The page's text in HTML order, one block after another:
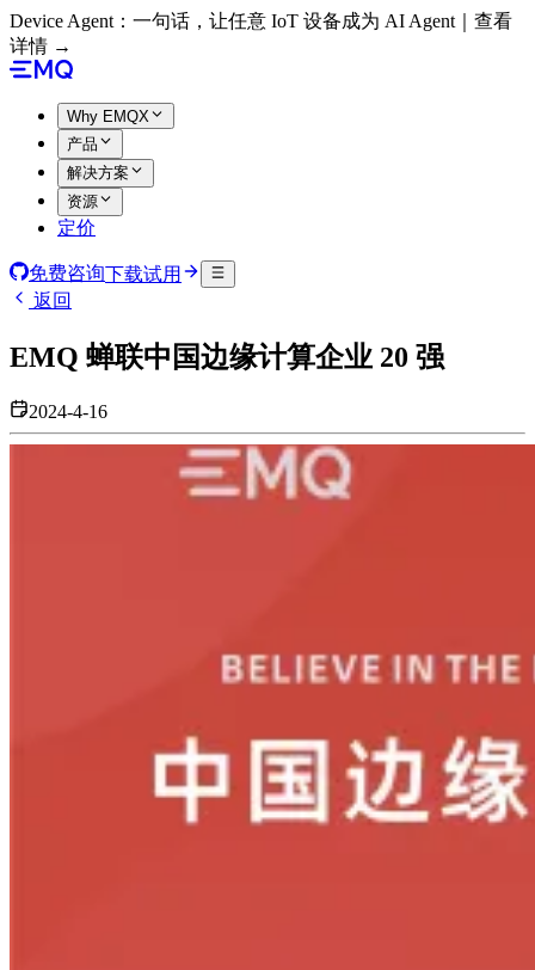
Device Agent：一句话，让任意 IoT 设备成为 AI Agent｜查看
详情 →
Why EMQX
产品
解决方案
资源
定价
免费咨询下载试用
返回
EMQ 蝉联中国边缘计算企业 20 强
2024-4-16